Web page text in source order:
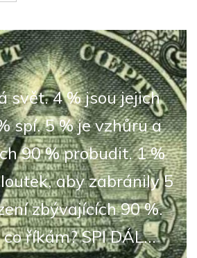
svět. 4 % jsou jejich
spí. 5 % je vzhůru a
90 % probudit. 1 %
aby zabránily 5
zbývajících 90 %.
říkám? SPI DÁL...